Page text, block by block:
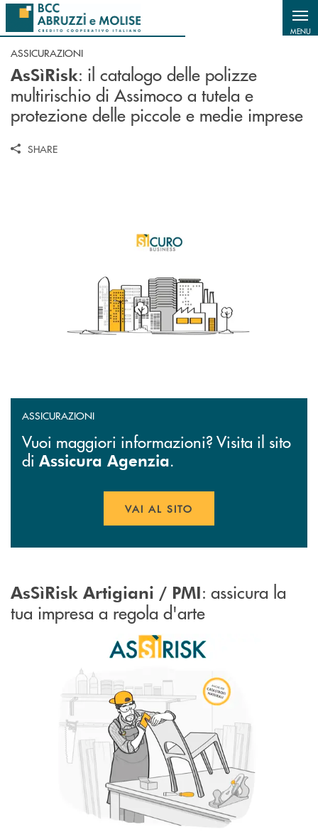
Salta al contenuto principale
MENU
ASSICURAZIONI
AsSìRisk: il catalogo delle polizze
multirischio di Assimoco a tutela e
protezione delle piccole e medie imprese
SHARE
ASSICURAZIONI
Vuoi maggiori informazioni? Visita il sito
di Assicura Agenzia.
VAI AL SITO
AsSìRisk Artigiani / PMI: assicura la
tua impresa a regola d'arte